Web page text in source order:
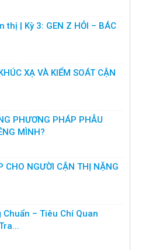
thị | Kỳ 3: GEN Z HỎI – BÁC
XẠ VÀ KIỂM SOÁT CẬN
PHƯƠNG PHÁP PHẪU
MÌNH?
CHO NGƯỜI CẬN THỊ NẶNG
Chuẩn – Tiêu Chí Quan